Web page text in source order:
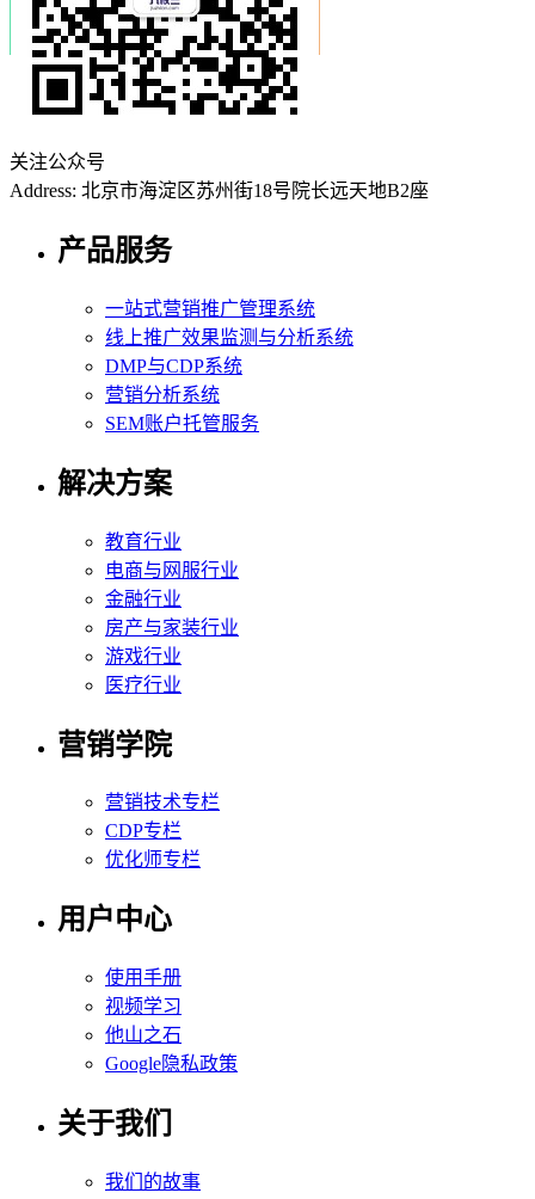
关注公众号
Address: 北京市海淀区苏州街18号院长远天地B2座
产品服务
一站式营销推广管理系统
线上推广效果监测与分析系统
DMP与CDP系统
营销分析系统
SEM账户托管服务
解决方案
教育行业
电商与网服行业
金融行业
房产与家装行业
游戏行业
医疗行业
营销学院
营销技术专栏
CDP专栏
优化师专栏
用户中心
使用手册
视频学习
他山之石
Google隐私政策
关于我们
我们的故事